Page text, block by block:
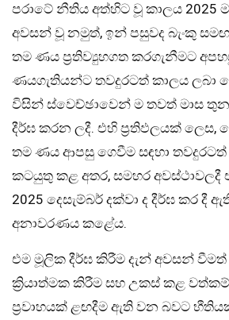
පරාටේ නීතිය අත්හිට වූ කාලය 2025
අවසන් වූ නමුත්, ඉන් පසුවද බැංකු
තම ණය ප්‍රතිව්‍යුහගත කරගැනීමට
ණයගැතියන්ට තවදුරටත් කාලය ලබා
විසින් ස්වෙච්ඡාවෙන් ම තවත් මාස
දීර්ඝ කරන ලදී. එහි ප්‍රතිඵලයක්
තම ණය ආපසු ගෙවීම සඳහා
කටයුතු කළ අතර, සමහර අවස්ථාවලදී
2025 දෙසැම්බර් දක්වා ද දීර්ඝ කර දී
අනාවරණය කළේය.
එම මූලික දීර්ඝ කිරීම දැන් අවසන්
ක්‍රියාත්මක කිරීම සහ උකස් කළ
ප්‍රවාහයක් ළඟදීම ඇති වන බවට